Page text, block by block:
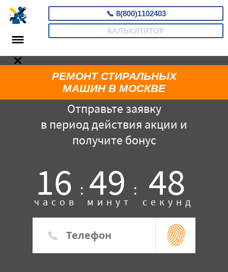
📞 8(800)1102403
КАЛЬКУЛЯТОР
Отправьте заявку
в период действия акции и
получите бонус
16 :
часов 49 :
минут 47
секунд
РЕМОНТ СТИРАЛЬНЫХ
МАШИН В МОСКВЕ